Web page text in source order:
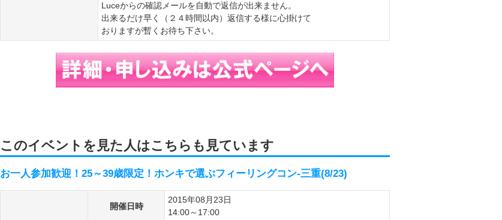
Luceからの確認メールを自動で返信が出来ません。
出来るだけ早く（２４時間以内）返信する様に心掛けて
おりますが暫くお待ち下さい。
このイベントを見た人はこちらも見ています
お一人参加歓迎！25～39歳限定！ホンキで選ぶフィーリングコン-三重(8/23)
開催日時
2015年08月23日
14:00～17:00